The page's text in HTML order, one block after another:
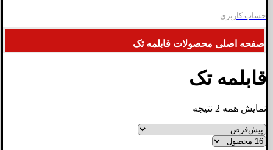
حساب کاربری
صفحه اصلی محصولات قابلمه تک
قابلمه تک
نمایش همه 2 نتیجه